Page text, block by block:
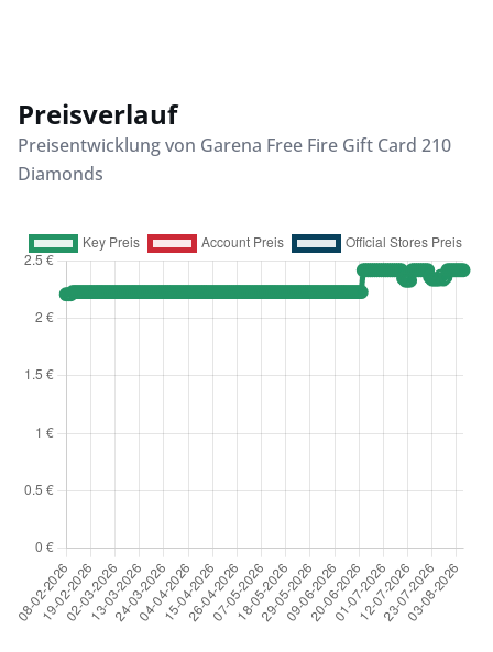
Preisverlauf
Preisentwicklung von Garena Free Fire Gift Card 210
Diamonds